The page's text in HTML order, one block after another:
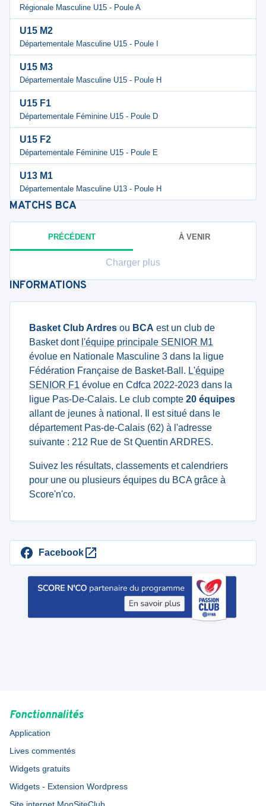
Régionale Masculine U15 - Poule A
U15 M2
Départementale Masculine U15 - Poule I
U15 M3
Départementale Masculine U15 - Poule H
U15 F1
Départementale Féminine U15 - Poule D
U15 F2
Départementale Féminine U15 - Poule E
U13 M1
Départementale Masculine U13 - Poule H
MATCHS BCA
PRÉCÉDENT À VENIR
Charger plus
INFORMATIONS
Basket Club Ardres ou BCA est un club de
Basket dont l'équipe principale SENIOR M1
évolue en Nationale Masculine 3 dans la ligue
Fédération Française de Basket-Ball. L'équipe
SENIOR F1 évolue en Cdfca 2022-2023 dans la
ligue Pas-De-Calais. Le club compte 20 équipes
allant de jeunes à national. Il est situé dans le
département Pas-de-Calais (62) à l'adresse
suivante : 212 Rue de St Quentin ARDRES.
Suivez les résultats, classements et calendriers
pour une ou plusieurs équipes du BCA grâce à
Score'n'co.
Facebook
Fonctionnalités
Application
Lives commentés
Widgets gratuits
Widgets - Extension Wordpress